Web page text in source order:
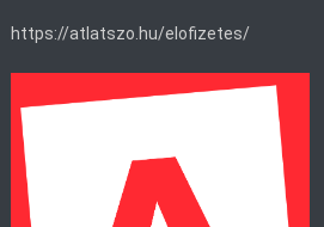
https://atlatszo.hu/elofizetes/